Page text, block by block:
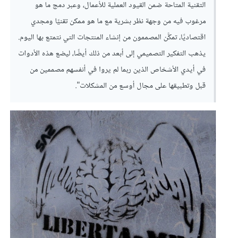
التقنية المتاحة ضمن القيود العملية للأعمال، وعبر دمج ما هو
مرغوب فيه من وجهة نظر بشرية مع ما هو ممكن تقنيًا ومجدي
اقتصاديًا، تمكَّن المصممون من إنشاء المنتجات التي نتمتع بها اليوم.
يذهب التفكير التصميمي إلى أبعد من ذلك أيضًا، ليضع هذه الأدوات
في أيدي الأشخاص الذين ربما لم يروا في أنفسهم مصممين من
قبل وتطبيقها على مجال أوسع من المشكلات".